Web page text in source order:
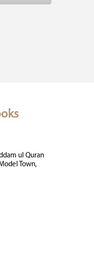
ul Quran
Town,